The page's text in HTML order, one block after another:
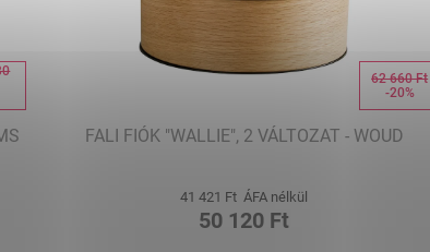
62 660 Ft
-20%
FALI FIÓK "WALLIE", 2 VÁLTOZAT - WOUD
41 421 Ft ÁFA nélkül
50 120 Ft